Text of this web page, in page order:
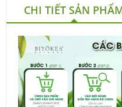
CHI TIẾT SẢN